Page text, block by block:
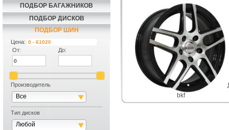
ПОДБОР БАГАЖНИКОВ
ПОДБОР ПО АВТОМОБИЛЮ
ПОДБОР ДИСКОВ
ПОДБОР ШИН
Цена:
От:
До:
Производитель
Все
Тип дисков
Любой
bkf